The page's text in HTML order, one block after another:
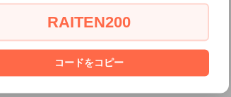
RAITEN200
コードをコピー